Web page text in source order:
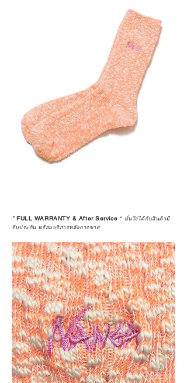
*FULL WARRANTY & After Service * มั่นใจได้กับสินค้ามี
รับประกัน พร้อมบริการหลังการขาย